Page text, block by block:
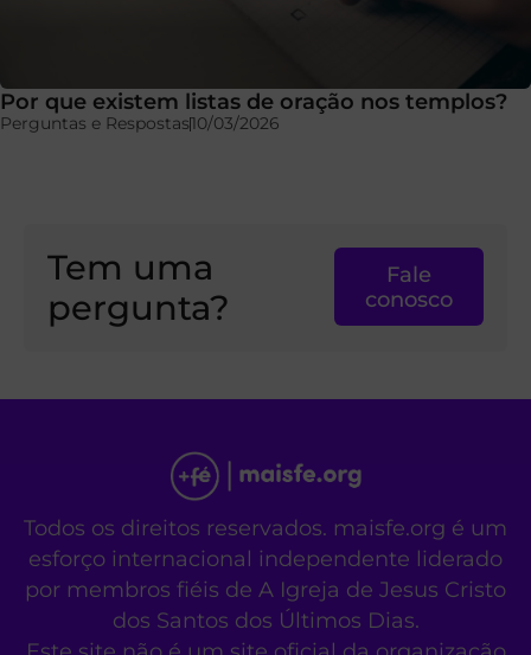
Por que existem listas de oração nos templos?
Perguntas e Respostas10/03/2026
Tem uma
pergunta?
Fale
conosco
Todos os direitos reservados. maisfe.org é um
esforço internacional independente liderado
por membros fiéis de A Igreja de Jesus Cristo
dos Santos dos Últimos Dias.